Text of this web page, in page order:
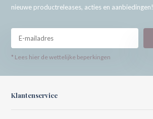
nieuwe productreleases, acties en aanbiedingen!
* Lees hier de wettelijke beperkingen
Klantenservice